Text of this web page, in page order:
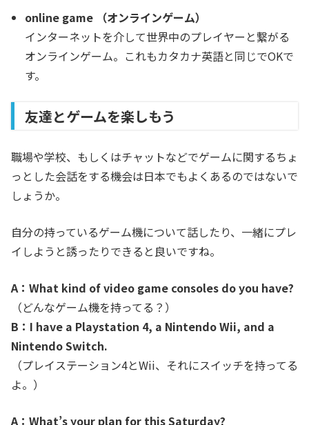
online game （オンラインゲーム）
インターネットを介して世界中のプレイヤーと繋がる
オンラインゲーム。これもカタカナ英語と同じでOKで
す。
友達とゲームを楽しもう
職場や学校、もしくはチャットなどでゲームに関するちょ
っとした会話をする機会は日本でもよくあるのではないで
しょうか。
自分の持っているゲーム機について話したり、一緒にプレ
イしようと誘ったりできると良いですね。
A：What kind of video game consoles do you have?
（どんなゲーム機を持ってる？）
B：I have a Playstation 4, a Nintendo Wii, and a
Nintendo Switch.
（プレイステーション4とWii、それにスイッチを持ってる
よ。）
A：What’s your plan for this Saturday?